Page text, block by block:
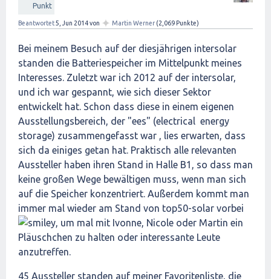
Punkt
Beantwortet5, Jun 2014von ✦ Martin Werner (2,069 Punkte)
Bei meinem Besuch auf der diesjährigen intersolar
standen die Batteriespeicher im Mittelpunkt meines
Interesses. Zuletzt war ich 2012 auf der intersolar,
und ich war gespannt, wie sich dieser Sektor
entwickelt hat. Schon dass diese in einem eigenen
Ausstellungsbereich, der "ees" (electrical energy
storage) zusammengefasst war , lies erwarten, dass
sich da einiges getan hat. Praktisch alle relevanten
Aussteller haben ihren Stand in Halle B1, so dass man
keine großen Wege bewältigen muss, wenn man sich
auf die Speicher konzentriert. Außerdem kommt man
immer mal wieder am Stand von top50-solar vorbei
, um mal mit Ivonne, Nicole oder Martin ein
Pläuschchen zu halten oder interessante Leute
anzutreffen.
45 Aussteller standen auf meiner Favoritenliste, die